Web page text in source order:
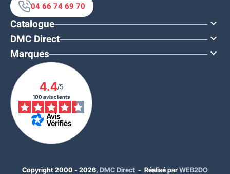
04 66 74 69 70
Catalogue 
DMC Direct 
Marques 
4.4/5
100 avis clients
Copyright 2000 - 2026, DMC Direct - Réalisé parWEB2DO